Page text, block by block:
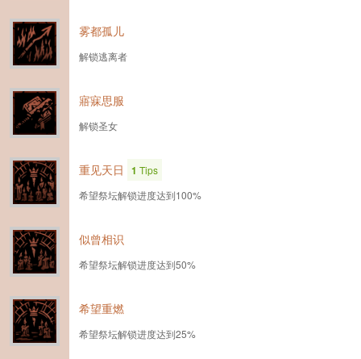
雾都孤儿
解锁逃离者
寤寐思服
解锁圣女
重见天日 1 Tips
希望祭坛解锁进度达到100%
似曾相识
希望祭坛解锁进度达到50%
希望重燃
希望祭坛解锁进度达到25%